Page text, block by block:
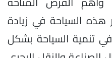
هذه السياحة في زيادة
تنمية السياحة بشكل